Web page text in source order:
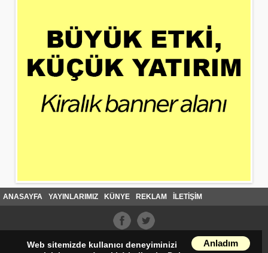
Anladım
Web sitemizde kullanıcı deneyiminizi
ANASAYFA YAYINLARIMIZ KÜNYE REKLAM İLETİŞİM